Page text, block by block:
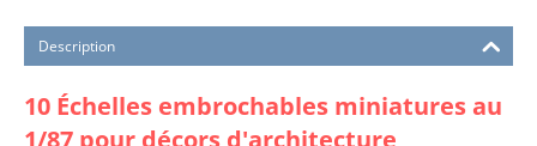
Description
10 Échelles embrochables miniatures au
1/87 pour décors d'architecture